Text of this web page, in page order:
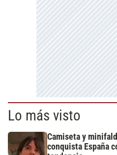
Lo más visto
Camiseta y
conquista España